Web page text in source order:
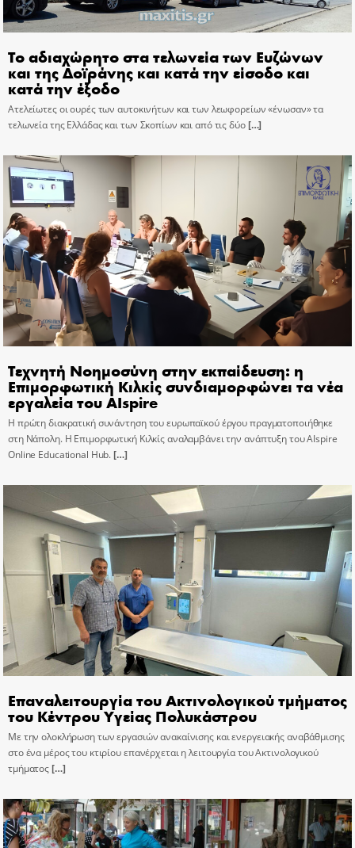
Το αδιαχώρητο στα τελωνεία των Ευζώνων
και της Δοϊράνης και κατά την είσοδο και
κατά την έξοδο
Ατελείωτες οι ουρές των αυτοκινήτων και των λεωφορείων «ένωσαν» τα
τελωνεία της Ελλάδας και των Σκοπίων και από τις δύο[…]
Τεχνητή Νοημοσύνη στην εκπαίδευση: η
Επιμορφωτική Κιλκίς συνδιαμορφώνει τα νέα
εργαλεία του AIspire
Η πρώτη διακρατική συνάντηση του ευρωπαϊκού έργου πραγματοποιήθηκε
στη Νάπολη. Η Επιμορφωτική Κιλκίς αναλαμβάνει την ανάπτυξη του AIspire
Online Educational Hub.[…]
Επαναλειτουργία του Ακτινολογικού τμήματος
του Κέντρου Υγείας Πολυκάστρου
Με την ολοκλήρωση των εργασιών ανακαίνισης και ενεργειακής αναβάθμισης
στο ένα μέρος του κτιρίου επανέρχεται η λειτουργία του Ακτινολογικού
τμήματος[…]